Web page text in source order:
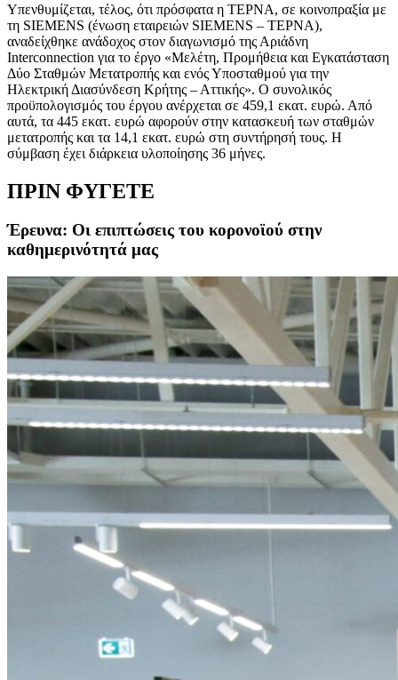
Υπενθυμίζεται, τέλος, ότι πρόσφατα η ΤΕΡΝΑ, σε κοινοπραξία με
τη SIEMENS (ένωση εταιρειών SIEMENS – ΤΕΡΝΑ),
αναδείχθηκε ανάδοχος στον διαγωνισμό της Αριάδνη
Interconnection για το έργο «Μελέτη, Προμήθεια και Εγκατάσταση
Δύο Σταθμών Μετατροπής και ενός Υποσταθμού για την
Ηλεκτρική Διασύνδεση Κρήτης – Αττικής». Ο συνολικός
προϋπολογισμός του έργου ανέρχεται σε 459,1 εκατ. ευρώ. Από
αυτά, τα 445 εκατ. ευρώ αφορούν στην κατασκευή των σταθμών
μετατροπής και τα 14,1 εκατ. ευρώ στη συντήρησή τους. Η
σύμβαση έχει διάρκεια υλοποίησης 36 μήνες.
ΠΡΙΝ ΦΥΓΕΤΕ
Έρευνα: Οι επιπτώσεις του κορονοϊού στην
καθημερινότητά μας